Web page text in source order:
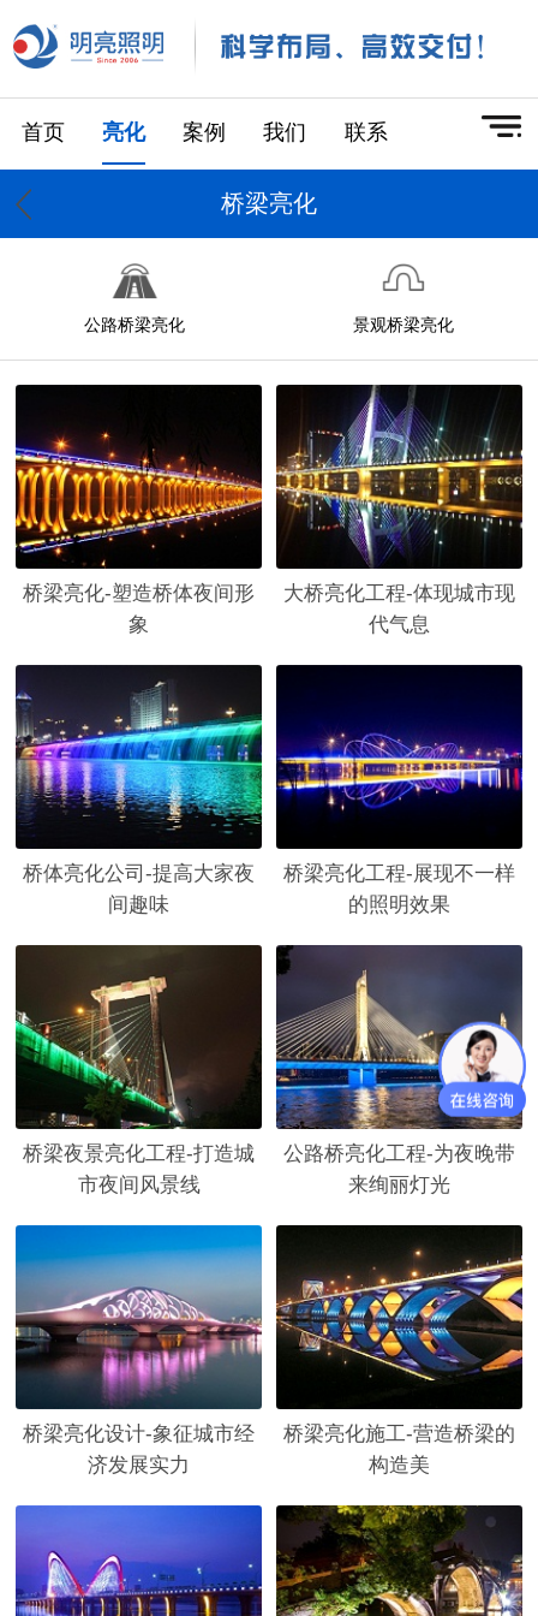
首页 亮化 案例 我们 联系
桥梁亮化
公路桥梁亮化 景观桥梁亮化
桥梁亮化-塑造桥体夜间形
象
大桥亮化工程-体现城市现
代气息
桥体亮化公司-提高大家夜
间趣味
桥梁亮化工程-展现不一样
的照明效果
桥梁夜景亮化工程-打造城
市夜间风景线
公路桥亮化工程-为夜晚带
来绚丽灯光
桥梁亮化设计-象征城市经
济发展实力
桥梁亮化施工-营造桥梁的
构造美